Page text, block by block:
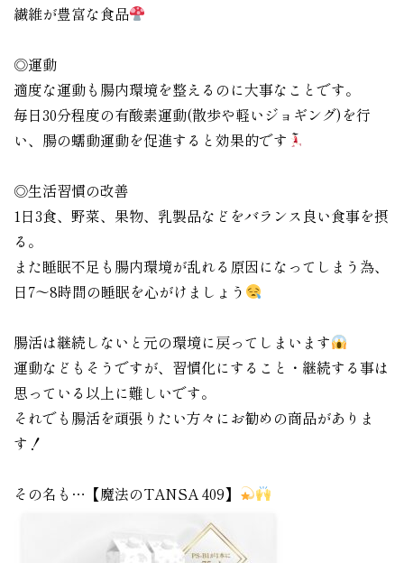
繊維が豊富な食品
◎運動
適度な運動も腸内環境を整えるのに大事なことです。
毎日30分程度の有酸素運動(散歩や軽いジョギング)を行
い、腸の蠕動運動を促進すると効果的です
◎生活習慣の改善
1日3食、野菜、果物、乳製品などをバランス良い食事を摂
る。
また睡眠不足も腸内環境が乱れる原因になってしまう為、
日7～8時間の睡眠を心がけましょう
腸活は継続しないと元の環境に戻ってしまいます
運動などもそうですが、習慣化にすること・継続する事は
思っている以上に難しいです。
それでも腸活を頑張りたい方々にお勧めの商品がありま
す！
その名も…【魔法のTANSA 409】